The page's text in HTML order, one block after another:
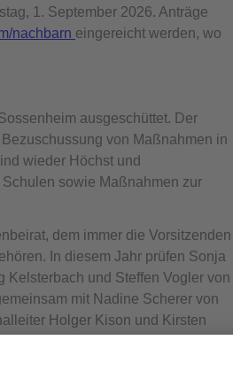
1. September 2026. Anträge
nachbarn eingereicht werden, wo
ausgeschüttet. Der
von Maßnahmen in
wieder Höchst und
sowie Maßnahmen zur
dem immer die Vorsitzenden
In diesem Jahr prüfen Sonja
Kelsterbach und Steffen Vogler von
mit Nadine Scherer von
Holger Kison und Kirsten
dauerhaft an.